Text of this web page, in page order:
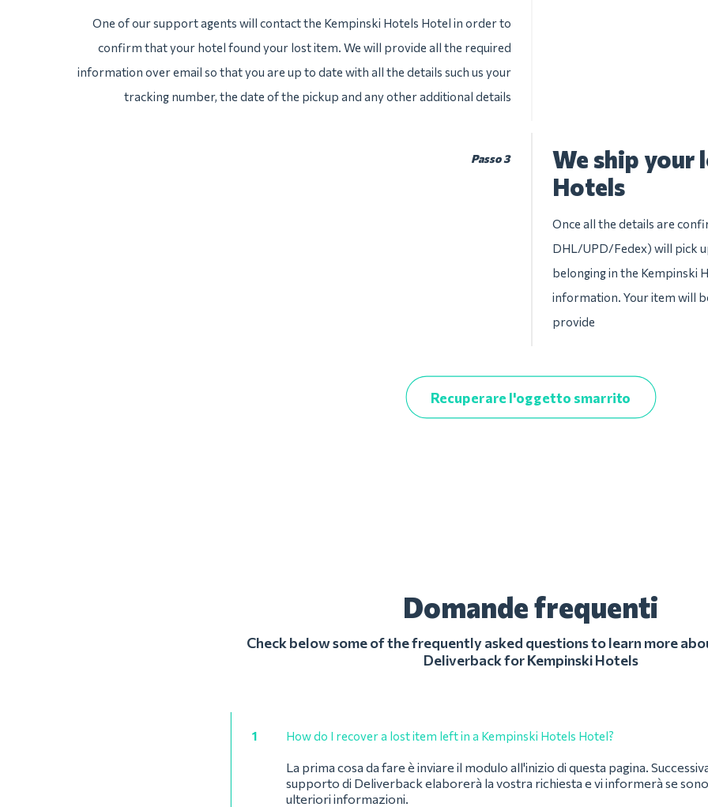
One of our support agents will contact the Kempinski Hotels Hotel in order to
confirm that your hotel found your lost item. We will provide all the required
information over email so that you are up to date with all the details such us your
tracking number, the date of the pickup and any other additional details
Passo 3
We ship your
Hotels
Once all the details are
DHL/UPD/Fedex) will pick
belonging in the Kempinski
information. Your item will
provide
Recuperare l'oggetto smarrito
Domande frequenti
Check below some of the frequently asked questions to learn more
Deliverback for Kempinski Hotels
1 How do I recover a lost item left in a Kempinski Hotels Hotel?
La prima cosa da fare è inviare il modulo all'inizio di questa pagina.
supporto di Deliverback elaborerà la vostra richiesta e vi informerà se
ulteriori informazioni.